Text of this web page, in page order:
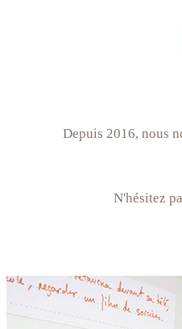
Depuis 2016, nous
N'hésitez